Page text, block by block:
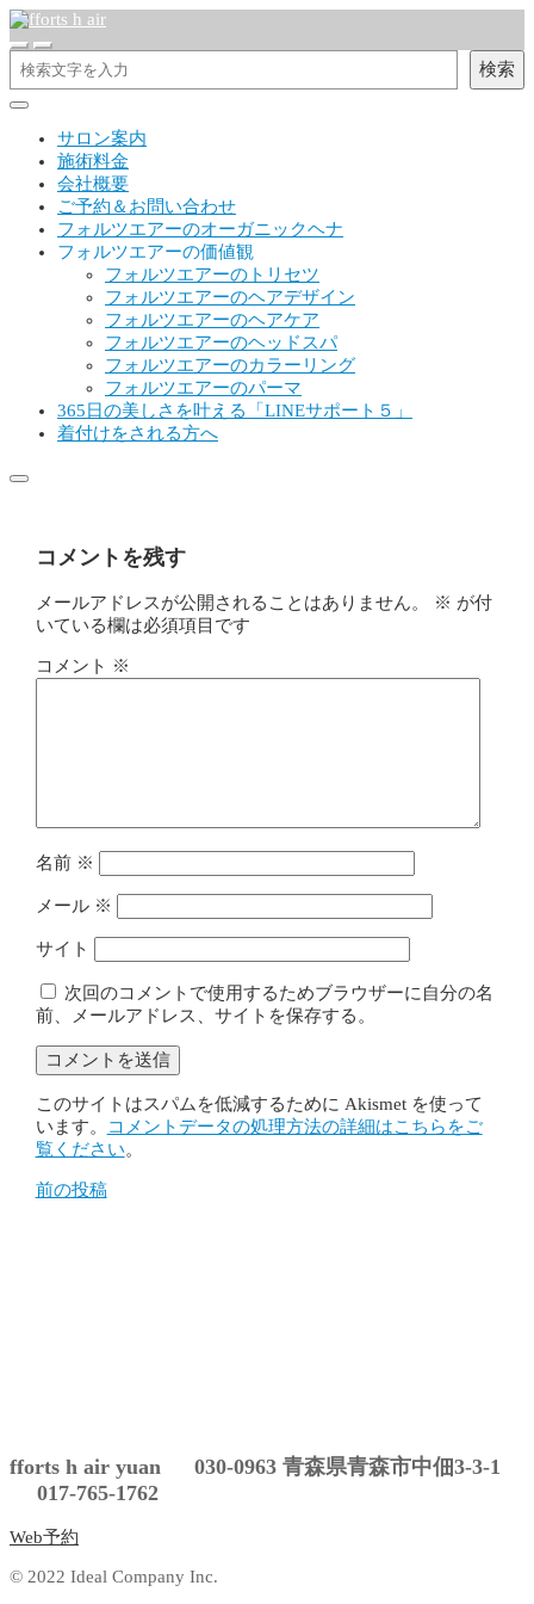
検索
サロン案内
施術料金
会社概要
ご予約＆お問い合わせ
フォルツエアーのオーガニックヘナ
フォルツエアーの価値観
フォルツエアーのトリセツ
フォルツエアーのヘアデザイン
フォルツエアーのヘアケア
フォルツエアーのヘッドスパ
フォルツエアーのカラーリング
フォルツエアーのパーマ
365日の美しさを叶える「LINEサポート５」
着付けをされる方へ
コメントを残す
メールアドレスが公開されることはありません。 ※ が付
いている欄は必須項目です
コメント ※
名前 ※
メール ※
サイト
次回のコメントで使用するためブラウザーに自分の名
前、メールアドレス、サイトを保存する。
このサイトはスパムを低減するために Akismet を使って
います。
コメントデータの処理方法の詳細はこちらをご
覧ください。
投
ョ
ン
前の投稿
fforts h air yuan 030-0963 青森県青森市中佃3-3-1
017-765-1762
Web予約
© 2022 Ideal Company Inc.